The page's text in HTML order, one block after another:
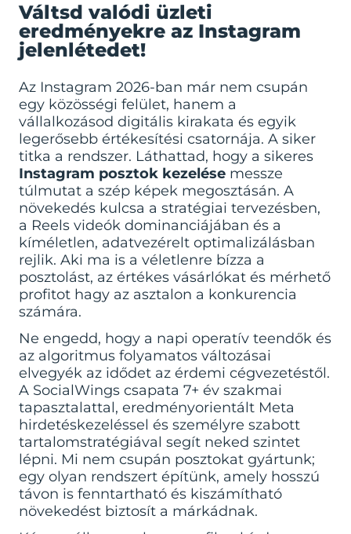
Váltsd valódi üzleti
eredményekre az Instagram
jelenlétedet!
Az Instagram 2026-ban már nem csupán
egy közösségi felület, hanem a
vállalkozásod digitális kirakata és egyik
legerősebb értékesítési csatornája. A siker
titka a rendszer. Láthattad, hogy a sikeres
Instagram posztok kezelése messze
túlmutat a szép képek megosztásán. A
növekedés kulcsa a stratégiai tervezésben,
a Reels videók dominanciájában és a
kíméletlen, adatvezérelt optimalizálásban
rejlik. Aki ma is a véletlenre bízza a
posztolást, az értékes vásárlókat és mérhető
profitot hagy az asztalon a konkurencia
számára.
Ne engedd, hogy a napi operatív teendők és
az algoritmus folyamatos változásai
elvegyék az idődet az érdemi cégvezetéstől.
A SocialWings csapata 7+ év szakmai
tapasztalattal, eredményorientált Meta
hirdetéskezeléssel és személyre szabott
tartalomstratégiával segít neked szintet
lépni. Mi nem csupán posztokat gyártunk;
egy olyan rendszert építünk, amely hosszú
távon is fenntartható és kiszámítható
növekedést biztosít a márkádnak.